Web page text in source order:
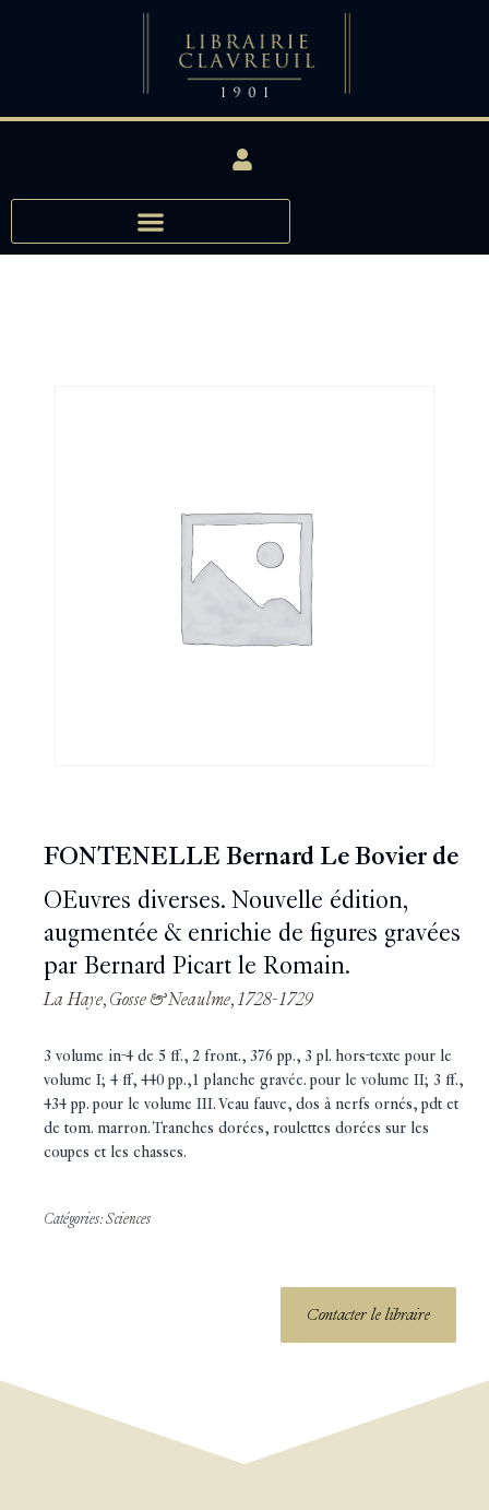
FONTENELLE Bernard Le Bovier de
OEuvres diverses. Nouvelle édition,
augmentée & enrichie de figures gravées
par Bernard Picart le Romain.
La Haye, Gosse & Neaulme, 1728-1729
3 volume in-4 de 5 ff., 2 front., 376 pp., 3 pl. hors-texte pour le
volume I; 4 ff, 440 pp.,1 planche gravée. pour le volume II; 3 ff.,
434 pp. pour le volume III. Veau fauve, dos à nerfs ornés, pdt et
de tom. marron. Tranches dorées, roulettes dorées sur les
coupes et les chasses.
Catégories: Sciences
Contacter le libraire